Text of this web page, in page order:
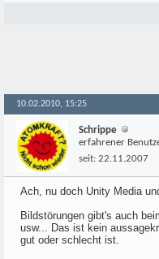
10.02.2010, 15:25
Schrippe
erfahrener
seit: 22.11.2007
Ach, nu doch Unity Media
Bildstörungen gibt's auch
usw... Das ist kein
gut oder schlecht ist.